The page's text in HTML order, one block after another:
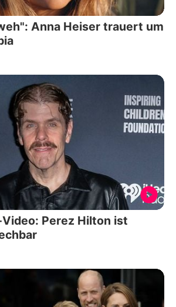
Anna Heiser trauert um
Perez Hilton ist